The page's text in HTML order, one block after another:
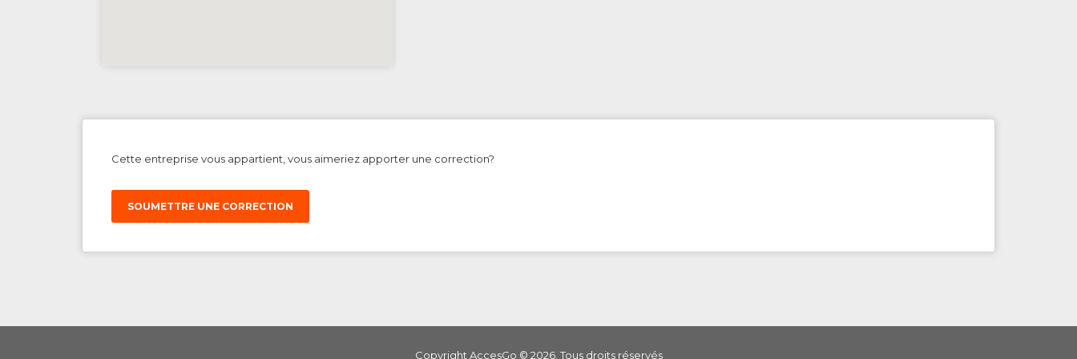
Cette entreprise vous appartient, vous aimeriez apporter une correction?
SOUMETTRE UNE CORRECTION
Copyright AccesGo © 2026. Tous droits réservés